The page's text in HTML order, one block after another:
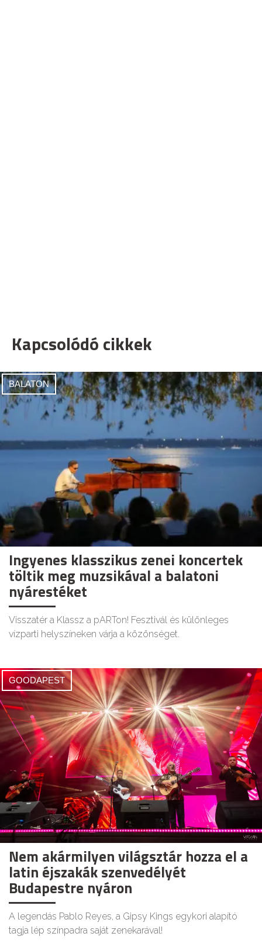
Kapcsolódó cikkek
BALATON
Ingyenes klasszikus zenei koncertek
töltik meg muzsikával a balatoni
nyárestéket
Visszatér a Klassz a pARTon! Fesztivál és különleges
vízparti helyszíneken várja a közönséget.
GOODAPEST
Nem akármilyen világsztár hozza el a
latin éjszakák szenvedélyét
Budapestre nyáron
A legendás Pablo Reyes, a Gipsy Kings egykori alapító
tagja lép színpadra saját zenekarával!